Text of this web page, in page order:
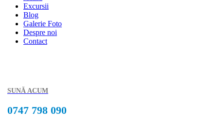
Excursii
Blog
Galerie Foto
Despre noi
Contact
SUNĂ ACUM
0747 798 090